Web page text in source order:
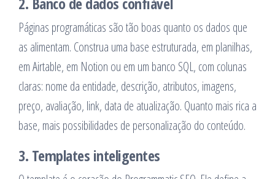
Páginas programáticas são tão boas quanto os dados que
as alimentam. Construa uma base estruturada, em planilhas,
em Airtable, em Notion ou em um banco SQL, com colunas
claras: nome da entidade, descrição, atributos, imagens,
preço, avaliação, link, data de atualização. Quanto mais rica a
base, mais possibilidades de personalização do conteúdo.
3. Templates inteligentes